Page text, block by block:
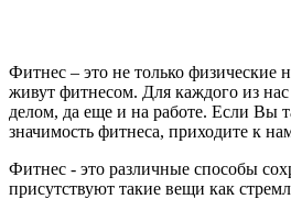
Фитнес – это не только физические
живут фитнесом. Для каждого из
делом, да еще и на работе. Если Вы
значимость фитнеса, приходите к
Фитнес - это различные способы
присутствуют такие вещи как